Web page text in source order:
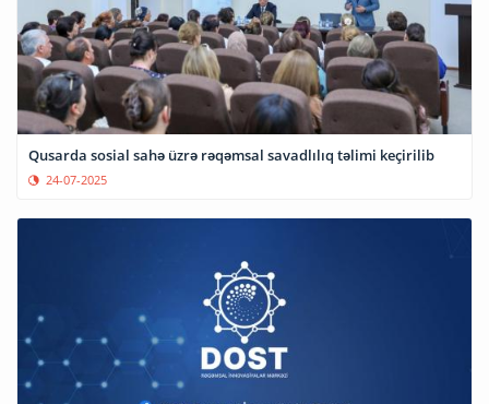
Qusarda sosial sahə üzrə rəqəmsal savadlılıq təlimi keçirilib
24-07-2025